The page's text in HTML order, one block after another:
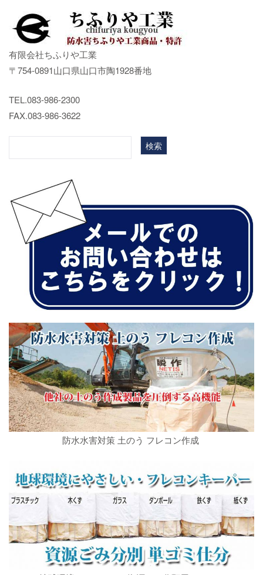
有限会社ちふりや工業
〒754-0891山口県山口市陶1928番地
TEL.083-986-2300
FAX.083-986-3622
防水水害対策 土のう フレコン作成